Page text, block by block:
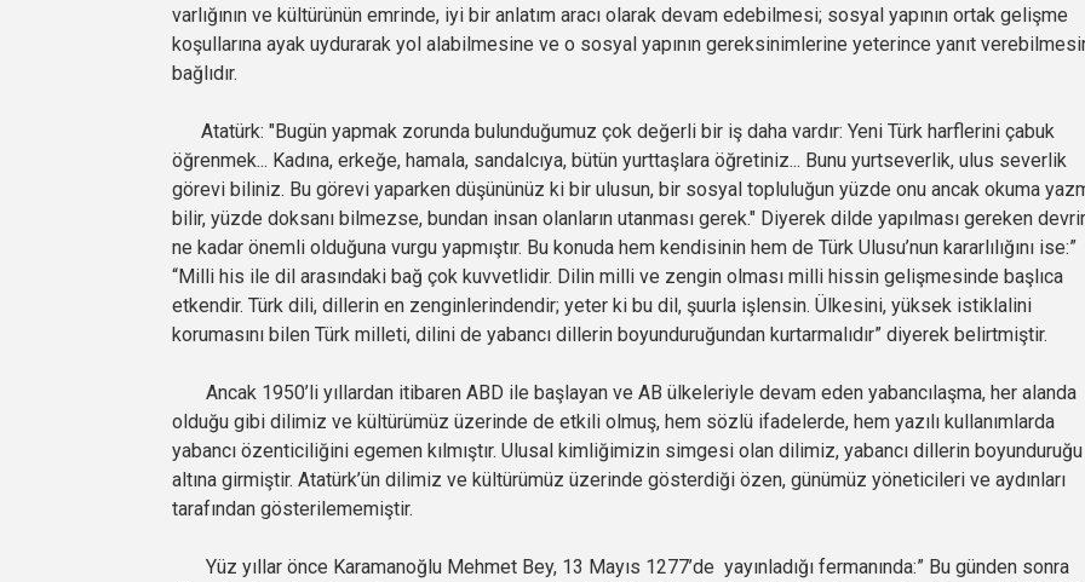
varlığının ve kültürünün emrinde, iyi bir anlatım aracı olarak devam edebilmesi; sosyal yapının ortak gelişme
koşullarına ayak uydurarak yol alabilmesine ve o sosyal yapının gereksinimlerine yeterince yanıt
bağlıdır.
Atatürk: "Bugün yapmak zorunda bulunduğumuz çok değerli bir iş daha vardır: Yeni Türk harflerini çabuk
öğrenmek... Kadına, erkeğe, hamala, sandalcıya, bütün yurttaşlara öğretiniz... Bunu yurtseverlik, ulus severlik
görevi biliniz. Bu görevi yaparken düşününüz ki bir ulusun, bir sosyal topluluğun yüzde onu ancak okuma
bilir, yüzde doksanı bilmezse, bundan insan olanların utanması gerek." Diyerek dilde yapılması gereken
ne kadar önemli olduğuna vurgu yapmıştır. Bu konuda hem kendisinin hem de Türk Ulusu’nun kararlılığını ise:”
“Milli his ile dil arasındaki bağ çok kuvvetlidir. Dilin milli ve zengin olması milli hissin gelişmesinde başlıca
etkendir. Türk dili, dillerin en zenginlerindendir; yeter ki bu dil, şuurla işlensin. Ülkesini, yüksek istiklalini
korumasını bilen Türk milleti, dilini de yabancı dillerin boyunduruğundan kurtarmalıdır” diyerek belirtmiştir.
Ancak 1950’li yıllardan itibaren ABD ile başlayan ve AB ülkeleriyle devam eden yabancılaşma, her alanda
olduğu gibi dilimiz ve kültürümüz üzerinde de etkili olmuş, hem sözlü ifadelerde, hem yazılı kullanımlarda
yabancı özenticiliğini egemen kılmıştır. Ulusal kimliğimizin simgesi olan dilimiz, yabancı dillerin boyunduruğu
altına girmiştir. Atatürk’ün dilimiz ve kültürümüz üzerinde gösterdiği özen, günümüz yöneticileri ve aydınları
tarafından gösterilememiştir.
Yüz yıllar önce Karamanoğlu Mehmet Bey, 13 Mayıs 1277’de yayınladığı fermanında:” Bu günden sonra